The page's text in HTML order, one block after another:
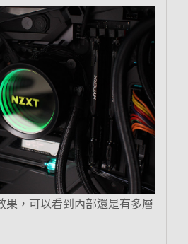
果，可以看到內部還是有多層